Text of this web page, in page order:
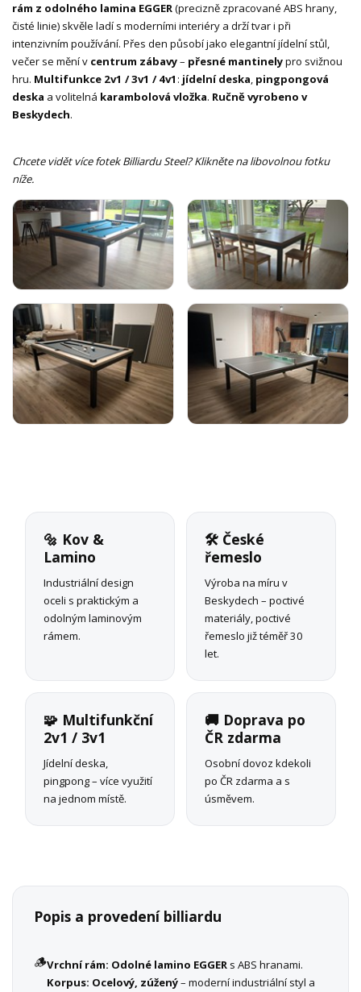
rám z odolného lamina EGGER(precizně zpracované ABS hrany,
čisté linie) skvěle ladí s moderními interiéry a drží tvar i při
intenzivním používání. Přes den působí jako elegantní jídelní stůl,
večer se mění v centrum zábavy– přesné mantinelypro svižnou
hru. Multifunkce 2v1 / 3v1 / 4v1 : jídelní deska, pingpongová
deska a volitelná karambolová vložka. Ručně vyrobeno v
Beskydech.
Chcete vidět více fotek Billiardu Steel? Klikněte na libovolnou fotku
níže.
🔩 Kov &
Lamino
Industriální design
oceli s praktickým a
odolným laminovým
rámem.
🛠 České
řemeslo
Výroba na míru v
Beskydech – poctivé
materiály, poctivé
řemeslo již téměř 30
let.
🧩 Multifunkční
2v1 / 3v1
Jídelní deska,
pingpong – více využití
na jednom místě.
🚚 Doprava po
ČR zdarma
Osobní dovoz kdekoli
po ČR zdarma a s
úsměvem.
Popis a provedení billiardu
🪵Vrchní rám: Odolné lamino EGGER s ABS hranami.
Korpus: Ocelový, zúžený– moderní industriální styl a